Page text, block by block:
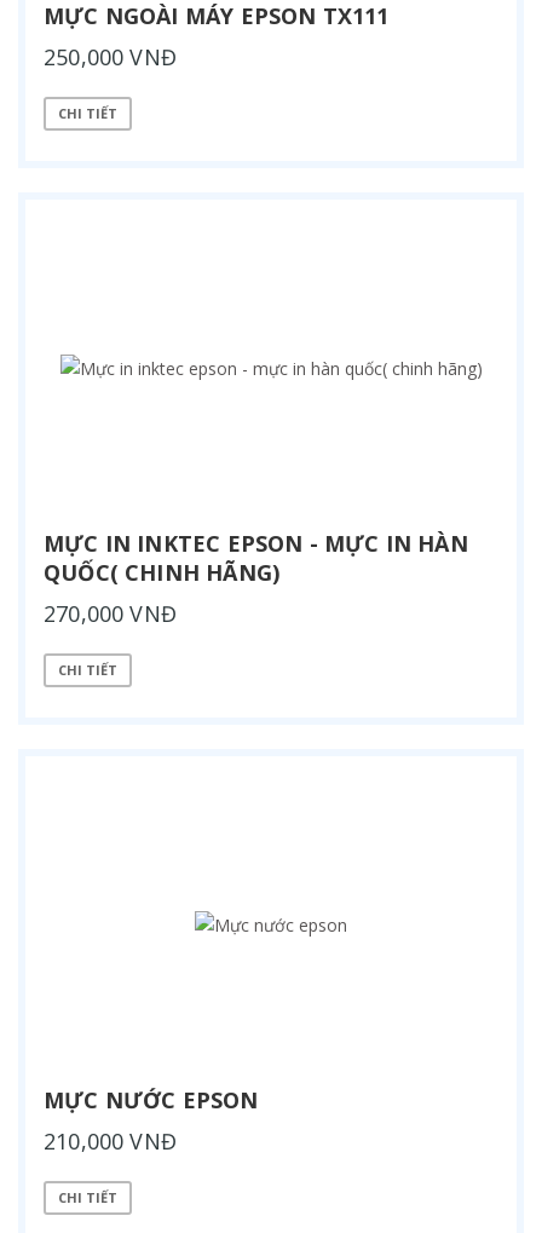
MỰC NGOÀI MÁY EPSON TX111
250,000 VNĐ
CHI TIẾT
MỰC IN INKTEC EPSON - MỰC IN HÀN
QUỐC( CHINH HÃNG)
270,000 VNĐ
CHI TIẾT
MỰC NƯỚC EPSON
210,000 VNĐ
CHI TIẾT